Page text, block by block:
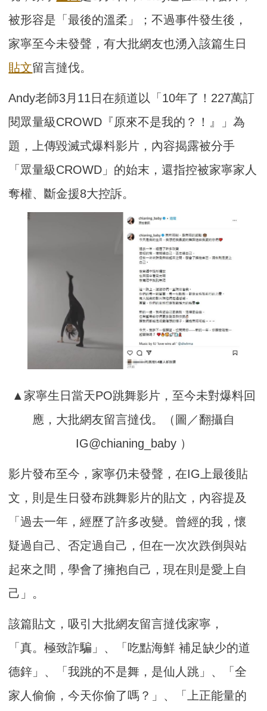
被形容是「最後的溫柔」；不過事件發生後，
家寧至今未發聲，有大批網友也湧入該篇生日
貼文留言撻伐。
Andy老師3月11日在頻道以「10年了！227萬訂
閱眾量級CROWD『原來不是我的？！』」為
題，上傳毀滅式爆料影片，內容揭露被分手
「眾量級CROWD」的始末，還指控被家寧家人
奪權、斷金援8大控訴。
▲家寧生日當天PO跳舞影片，至今未對爆料回
應，大批網友留言撻伐。（圖／翻攝自
IG@chianing_baby ）
影片發布至今，家寧仍未發聲，在IG上最後貼
文，則是生日發布跳舞影片的貼文，內容提及
「過去一年，經歷了許多改變。曾經的我，懷
疑過自己、否定過自己，但在一次次跌倒與站
起來之間，學會了擁抱自己，現在則是愛上自
己」。
該篇貼文，吸引大批網友留言撻伐家寧，
「真。極致詐騙」、「吃點海鮮 補足缺少的道
德鋅」、「我跳的不是舞，是仙人跳」、「全
家人偷偷，今天你偷了嗎？」、「上正能量的